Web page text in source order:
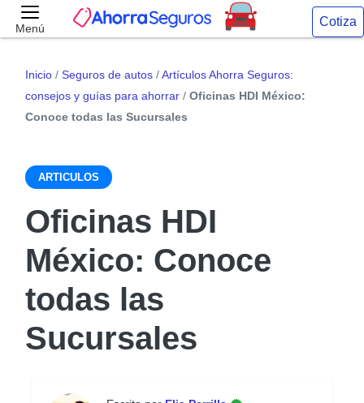
Menú Cotiza
Inicio / Seguros de autos /Artículos Ahorra Seguros:
consejos y guías para ahorrar / Oficinas HDI México:
Conoce todas las Sucursales
ARTICULOS
Oficinas HDI
México: Conoce
todas las
Sucursales